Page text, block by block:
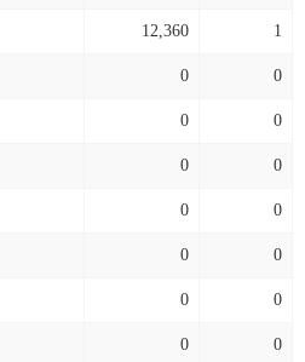
12,360 1
0 0
0 0
0 0
0 0
0 0
0 0
0 0